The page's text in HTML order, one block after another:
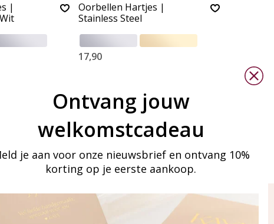
|
Oorbellen Hartjes |
Stainless Steel
17,90
Ontvang jouw
welkomstcadeau
je aan voor onze nieuwsbrief en ontvang 10%
korting op je eerste aankoop.